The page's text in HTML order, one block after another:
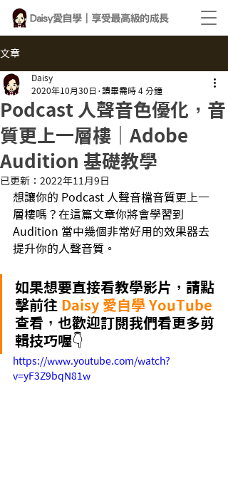
文章
Podcast 人聲音色優化，音
質更上一層樓｜Adobe
Audition 基礎教學
Daisy
2020年10月30日
讀畢需時 4 分鐘
已更新： 2022年11月9日
想讓你的 Podcast 人聲音檔音質更上一
層樓嗎？在這篇文章你將會學習到
Audition 當中幾個非常好用的效果器去
提升你的人聲音質。
如果想要直接看教學影片，請點
擊前往 Daisy 愛自學 YouTube
查看，也歡迎訂閱我們看更多剪
輯技巧喔👇
https://www.youtube.com/watch?
v=yF3Z9bqN81w